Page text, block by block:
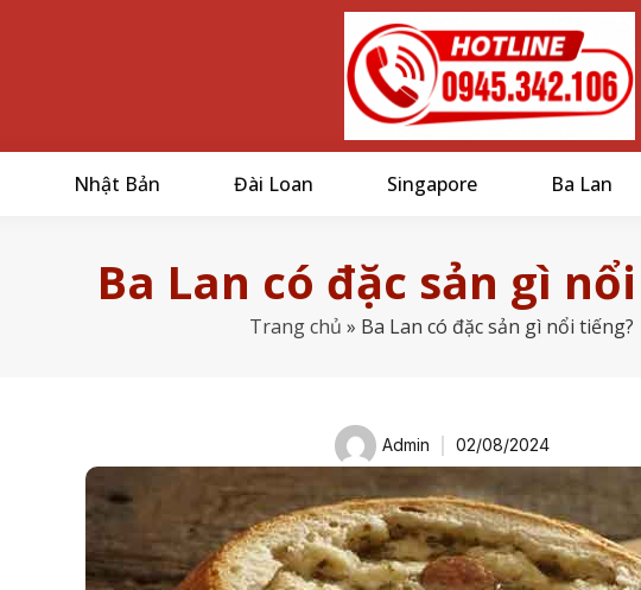
Nhật Bản Đài Loan Singapore Ba Lan
Ba Lan có đặc sản gì
Trang chủ » Ba Lan có đặc sản gì nổi tiếng?
Admin 02/08/2024